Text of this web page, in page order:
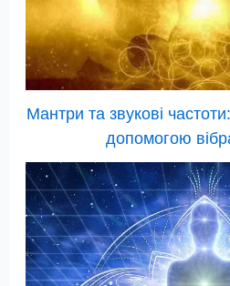
Мантри та звукові
допомогою